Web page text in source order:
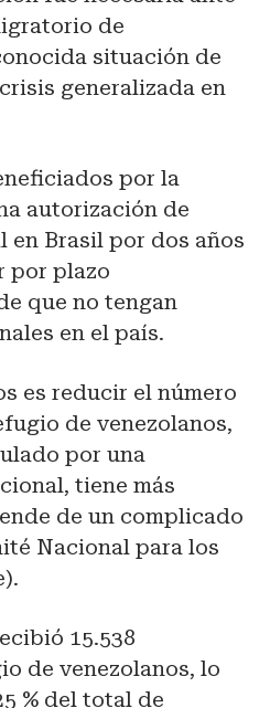
de
situación de
generalizada en
por la
autorización de
en Brasil por dos años
por plazo
que no tengan
en el país.
es reducir el número
de venezolanos,
por una
tiene más
de un complicado
Nacional para los
15.538
de venezolanos, lo
% del total de